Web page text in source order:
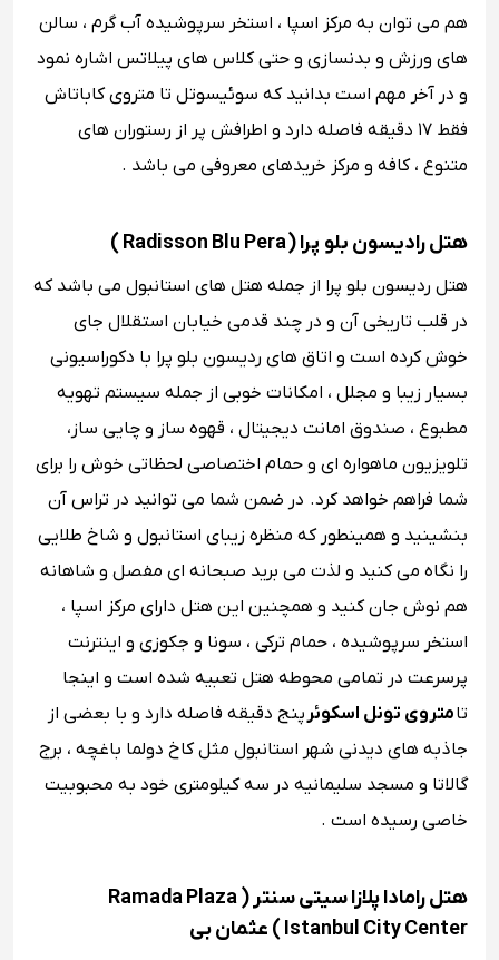
هم می‌ توان به مرکز اسپا ، استخر سرپوشیده آب گرم ، سالن
های ورزش و بدنسازی و حتی کلاس‌ های پیلاتس اشاره نمود
و در آخر مهم است بدانید که سوئیسوتل تا متروی کاباتاش
فقط ۱۷ دقیقه فاصله دارد و اطرافش پر از رستوران های
متنوع ‌، کافه‌ و مرکز خریدهای معروفی می باشد .
هتل رادیسون بلو پرا ( Radisson Blu Pera )
هتل ردیسون بلو پرا از جمله هتل ‌های استانبول می باشد که
در قلب تاریخی آن و در چند قدمی خیابان استقلال جای
خوش کرده است و اتاق ‌های ردیسون بلو پرا با دکوراسیونی
بسیار زیبا و مجلل ، امکانات خوبی از جمله سیستم تهویه
مطبوع ، صندوق امانت دیجیتال ، قهوه‌ ساز و چایی ‌ساز،
تلویزیون ماهواره ای و حمام اختصاصی لحظاتی خوش را برای
شما فراهم خواهد کرد. در ضمن شما می ‌توانید در تراس آن
بنشینید و همینطور که منظره زیبای استانبول و شاخ طلایی
را نگاه می ‌کنید و لذت می برید صبحانه ‌ای مفصل و شاهانه
هم نوش‌ جان کنید و همچنین این هتل دارای مرکز اسپا ،
استخر سرپوشیده ، حمام ترکی ، سونا و جکوزی و اینترنت
پرسرعت در تمامی محوطه هتل تعبیه شده است و اینجا
تامتروی تونل اسکوئرپنج دقیقه فاصله دارد و با بعضی از
جاذبه های دیدنی‌ شهر استانبول مثل کاخ دولما باغچه ، برج
گالاتا و مسجد سلیمانیه در سه کیلومتری خود به محبوبیت
خاصی رسیده است .
هتل رامادا پلازا سیتی سنتر ( Ramada Plaza
Istanbul City Center ) عثمان بی